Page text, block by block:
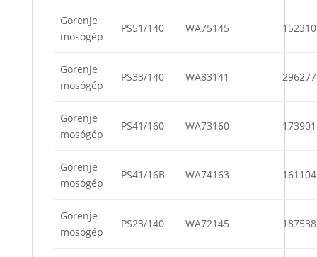
Gorenje
mosógép
PS51/140 WA75145 152310
Gorenje
mosógép
PS33/140 WA83141 296277
Gorenje
mosógép
PS41/160 WA73160 173901
Gorenje
mosógép
PS41/16B WA74163 161104
Gorenje
mosógép
PS23/140 WA72145 187538